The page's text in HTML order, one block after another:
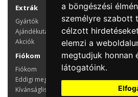
a böngészési
személyre szabott
célzott
elemzi a
megtudjuk honnan
látogatóink.
Extrák
Gyártók
Ajándékutalvány
Akciók
Fiókom
Fiókom
Eddigi megrendeléseim
Kívánságlista